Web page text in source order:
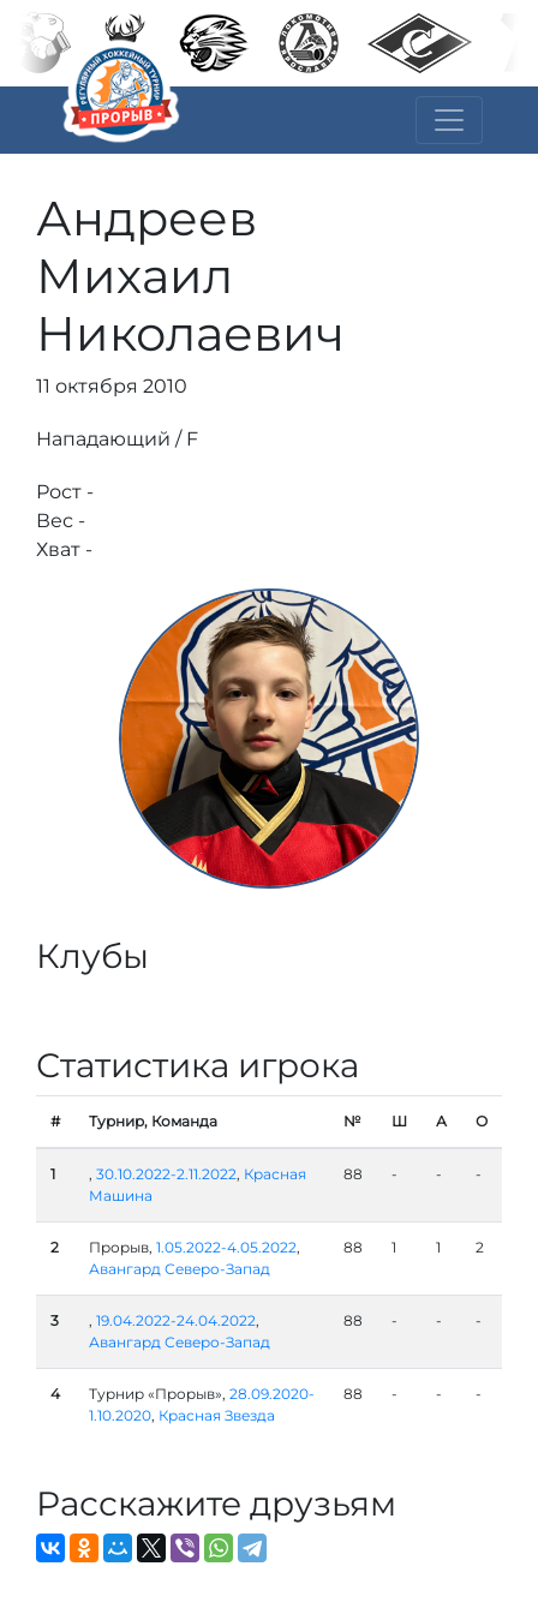
Андреев
Михаил
Николаевич
11 октября 2010
Нападающий / F
Рост -
Вес -
Хват -
Клубы
Статистика игрока
# Турнир, Команда № Ш А О
1 , 30.10.2022-2.11.2022, Красная
Машина
88 - - -
2 Прорыв, 1.05.2022-4.05.2022,
Авангард Северо-Запад
88 1 1 2
3 , 19.04.2022-24.04.2022,
Авангард Северо-Запад
88 - - -
4 Турнир «Прорыв», 28.09.2020-
1.10.2020, Красная Звезда
88 - - -
Расскажите друзьям